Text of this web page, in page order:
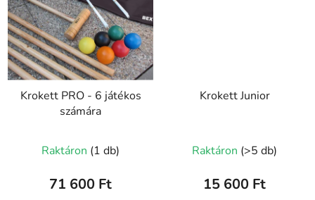
Krokett PRO - 6 játékos
számára
Raktáron (1 db)
71 600 Ft
Krokett Junior
Raktáron (>5 db)
15 600 Ft